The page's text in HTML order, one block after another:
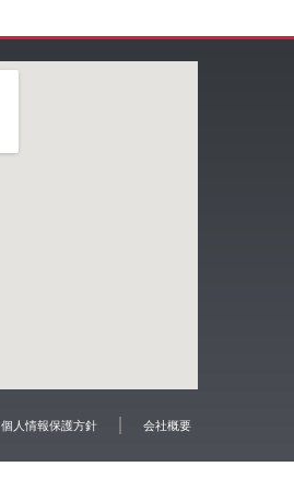
個人情報保護方針 会社概要